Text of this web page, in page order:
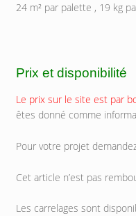
24 m² par palette , 19 kg
Prix et disponibilité
Le prix sur le site est par
êtes donné comme
Pour votre projet
Cet article n’est pas
Les carrelages sont